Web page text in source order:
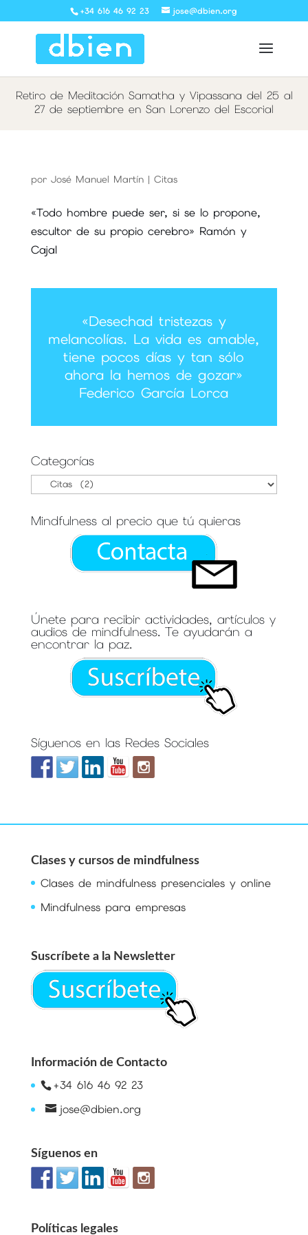
+34 616 46 92 23 jose@dbien.org
Retiro de Meditación Samatha y Vipassana del 25 al
27 de septiembre en San Lorenzo del Escorial
por José Manuel Martín| Citas
«Todo hombre puede ser, si se lo propone,
escultor de su propio cerebro» Ramón y
Cajal
«Desechad tristezas y
melancolías. La vida es amable,
tiene pocos días y tan sólo
ahora la hemos de gozar»
Federico García Lorca
Categorías
Categorías
Mindfulness al precio que tú quieras
Únete para recibir actividades, artículos y
audios de mindfulness. Te ayudarán a
encontrar la paz.
Síguenos en las Redes Sociales
Clases y cursos de mindfulness
Clases de mindfulness presenciales y online
Mindfulness para empresas
Suscríbete a la Newsletter
Información de Contacto
+34 616 46 92 23
jose@dbien.org
Síguenos en
Políticas legales